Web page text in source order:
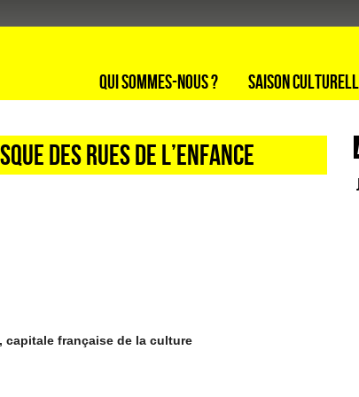
Qui sommes-nous ? Saison
DES RUES DE L’ENFANCE
capitale française de la culture